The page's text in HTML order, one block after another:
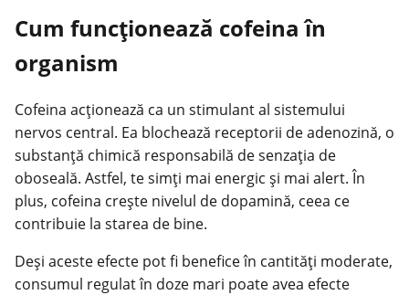
Cum funcționează cofeina în
organism
Cofeina acționează ca un stimulant al sistemului
nervos central. Ea blochează receptorii de adenozină, o
substanță chimică responsabilă de senzația de
oboseală. Astfel, te simți mai energic și mai alert. În
plus, cofeina crește nivelul de dopamină, ceea ce
contribuie la starea de bine.
Deși aceste efecte pot fi benefice în cantități moderate,
consumul regulat în doze mari poate avea efecte